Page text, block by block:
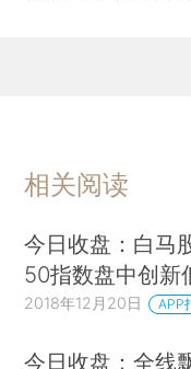
相关阅读
今日收盘：白马
50指数盘中创新
2018年12月20日 APP
今日收盘：全线